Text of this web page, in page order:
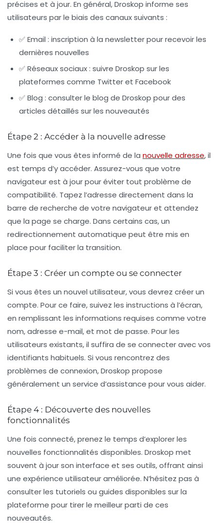
précises et à jour. En général, Droskop informe ses
utilisateurs par le biais des canaux suivants :
✅ Email : inscription à la newsletter pour recevoir les
dernières nouvelles
✅ Réseaux sociaux : suivre Droskop sur les
plateformes comme Twitter et Facebook
✅ Blog : consulter le blog de Droskop pour des
articles détaillés sur les nouveautés
Étape 2 : Accéder à la nouvelle adresse
Une fois que vous êtes informé de la nouvelle adresse, il
est temps d’y accéder. Assurez-vous que votre
navigateur est à jour pour éviter tout problème de
compatibilité. Tapez l’adresse directement dans la
barre de recherche de votre navigateur et attendez
que la page se charge. Dans certains cas, un
redirectionnement automatique peut être mis en
place pour faciliter la transition.
Étape 3 : Créer un compte ou se connecter
Si vous êtes un nouvel utilisateur, vous devrez créer un
compte. Pour ce faire, suivez les instructions à l’écran,
en remplissant les informations requises comme votre
nom, adresse e-mail, et mot de passe. Pour les
utilisateurs existants, il suffira de se connecter avec vos
identifiants habituels. Si vous rencontrez des
problèmes de connexion, Droskop propose
généralement un service d’assistance pour vous aider.
Étape 4 : Découverte des nouvelles
fonctionnalités
Une fois connecté, prenez le temps d’explorer les
nouvelles fonctionnalités disponibles. Droskop met
souvent à jour son interface et ses outils, offrant ainsi
une expérience utilisateur améliorée. N’hésitez pas à
consulter les tutoriels ou guides disponibles sur la
plateforme pour tirer le meilleur parti de ces
nouveautés.